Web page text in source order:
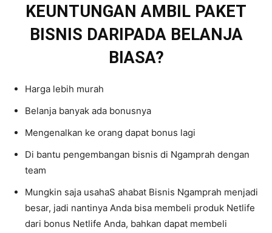
KEUNTUNGAN AMBIL PAKET
BISNIS DARIPADA BELANJA
BIASA?
Harga lebih murah
Belanja banyak ada bonusnya
Mengenalkan ke orang dapat bonus lagi
Di bantu pengembangan bisnis di Ngamprah dengan
team
Mungkin saja usahaS ahabat Bisnis Ngamprah menjadi
besar, jadi nantinya Anda bisa membeli produk Netlife
dari bonus Netlife Anda, bahkan dapat membeli